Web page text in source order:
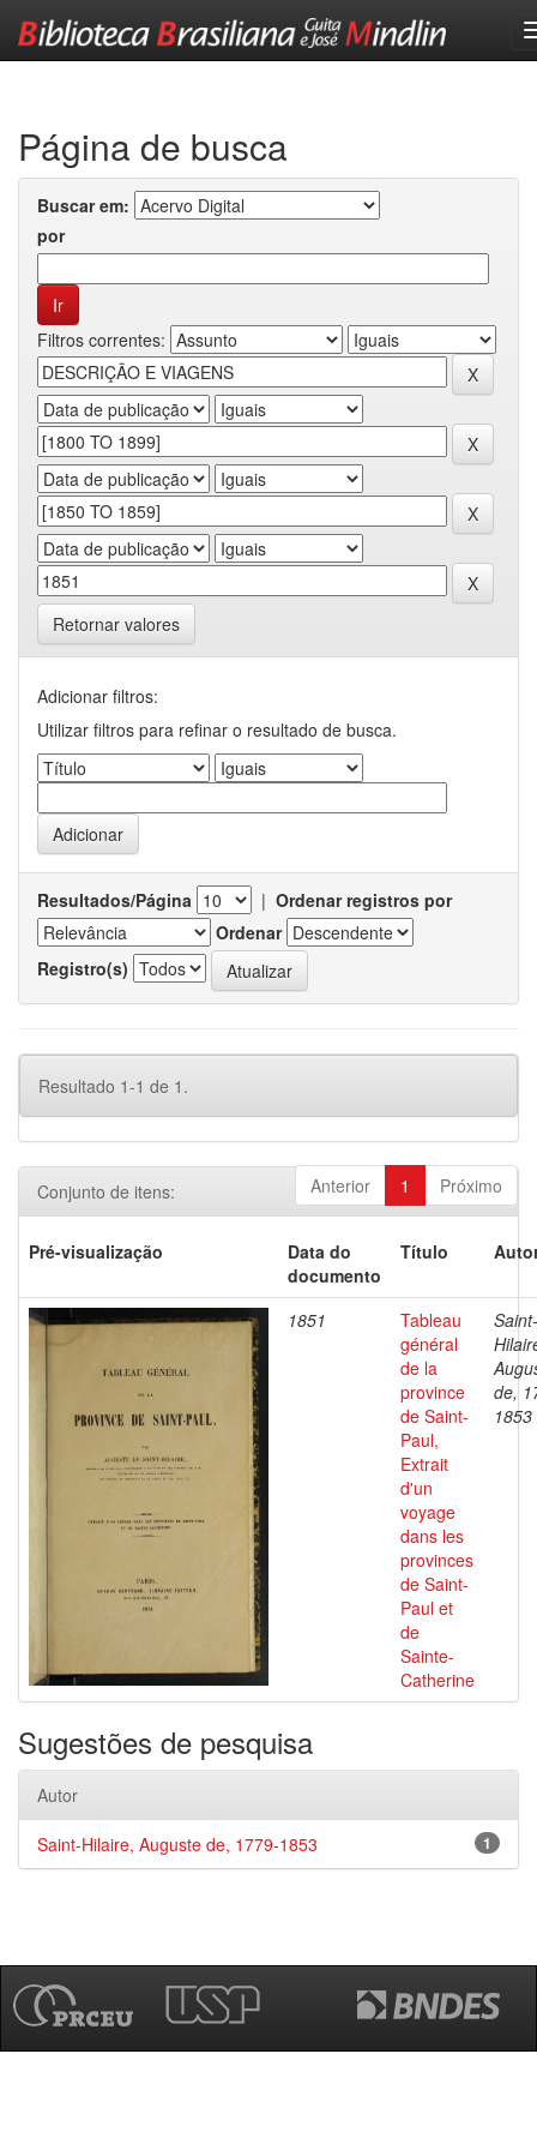
Página de busca
Buscar em:
por
Filtros correntes:
Retornar valores
Adicionar filtros:
Utilizar filtros para refinar o resultado de busca.
Resultados/Página | Ordenar registros por
Ordenar
Registro(s)
Resultado 1-1 de 1.
Anterior 1 Próximo
Conjunto de itens:
Pré-visualização
Data do
documento
Título
1851
Tableau
général
de la
province
de Saint-
Paul,
Extrait
d'un
voyage
dans les
provinces
de Saint-
Paul et
de
Sainte-
Catherine
Saint-
de,
1853
Sugestões de pesquisa
Autor
1
Saint-Hilaire, Auguste de, 1779-1853